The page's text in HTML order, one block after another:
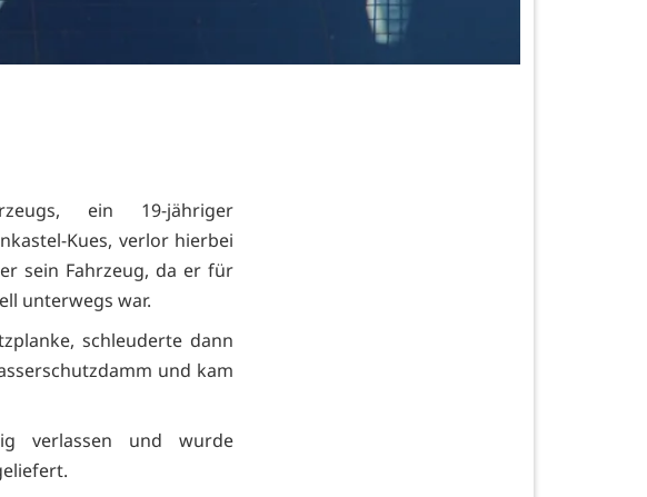
ein 19-jähriger
Kues, verlor hierbei
sein Fahrzeug, da er für
unterwegs war.
schleuderte dann
und kam
verlassen und wurde